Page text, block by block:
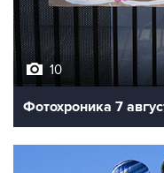
10
Фотохроника 7